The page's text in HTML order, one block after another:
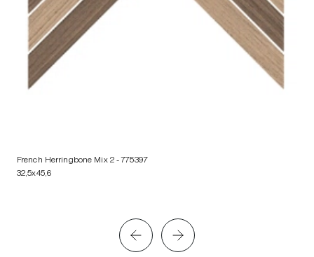
French Herringbone Mix 2- 775397
32,5x45,6